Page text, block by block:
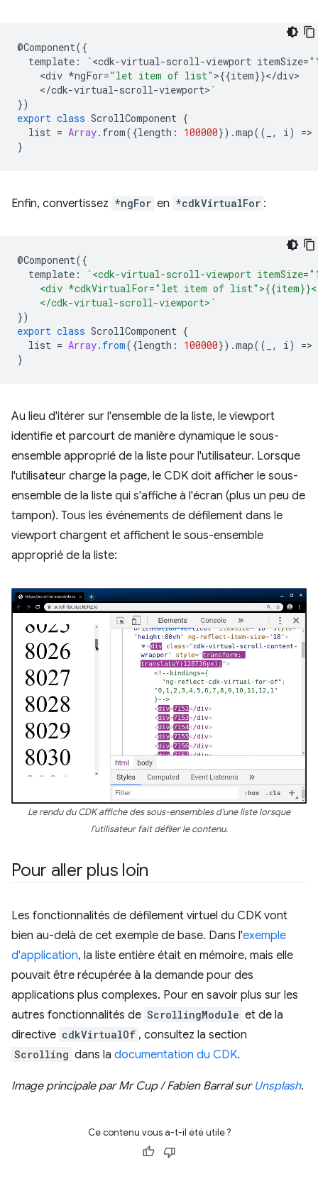
@Component({
template : `<cdk-virtual-scroll-viewport itemSize=
<div *ngFor="let item of list" >{{item}}</div
</cdk-virtual-scroll-viewport> `
})
export class ScrollComponent {
list = Array. from({length : 100000}) .map(( , i) =>
}
Enfin, convertissez *ngFor en *cdkVirtualFor :
@Component({
template :
`<cdk-virtual-scroll-viewport
<div *cdkVirtualFor="let item of
    </cdk-virtual-scroll-viewport>`
})
export class ScrollComponent {
list = Array. from({length : 100000}).map(( , i) =>
}
Au lieu d'itérer sur l'ensemble de la liste, le viewport
identifie et parcourt de manière dynamique le sous-
ensemble approprié de la liste pour l'utilisateur. Lorsque
l'utilisateur charge la page, le CDK doit afficher le sous-
ensemble de la liste qui s'affiche à l'écran (plus un peu de
tampon). Tous les événements de défilement dans le
viewport chargent et affichent le sous-ensemble
approprié de la liste:
Le rendu du CDK affiche des sous-ensembles d'une liste lorsque
l'utilisateur fait défiler le contenu.
Pour aller plus loin
Les fonctionnalités de défilement virtuel du CDK vont
bien au-delà de cet exemple de base. Dans l'exemple
d'application, la liste entière était en mémoire, mais elle
pouvait être récupérée à la demande pour des
applications plus complexes. Pour en savoir plus sur les
autres fonctionnalités de ScrollingModule et de la
directive cdkVirtualOf , consultez la section
Scrolling dans la documentation du CDK.
Image principale par Mr Cup / Fabien Barral sur Unsplash.
Ce contenu vous a-t-il été utile ?